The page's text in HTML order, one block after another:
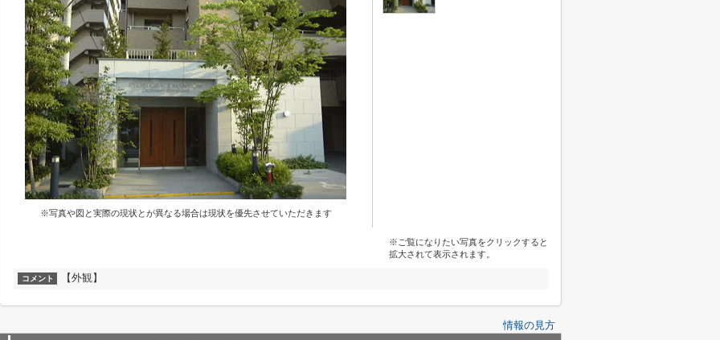
※写真や図と実際の現状とが異なる場合は現状を優先させていただきます
※ご覧になりたい写真をクリックすると
拡大されて表示されます。
コメント 【外観】
情報の見方